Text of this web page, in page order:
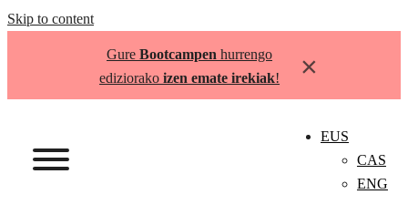
Skip to content
Gure Bootcampen hurrengo
ediziorako izen emate irekiak! ×
EUS
CAS
ENG